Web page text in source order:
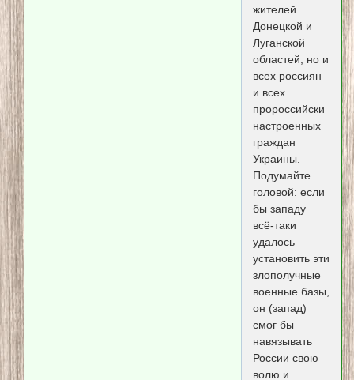
жителей
Донецкой и
Луганской
областей, но и
всех россиян
и всех
пророссийски
настроенных
граждан
Украины.
Подумайте
головой: если
бы западу
всё-таки
удалось
установить эти
злополучные
военные базы,
он (запад)
смог бы
навязывать
России свою
волю и